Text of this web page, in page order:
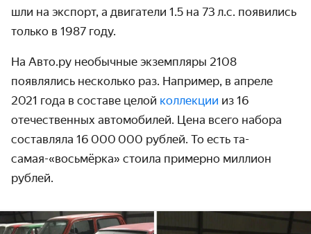
шли на экспорт, а двигатели 1.5 на 73 л.с. появились
только в 1987 году.
На Авто.ру необычные экземпляры 2108
появлялись несколько раз. Например, в апреле
2021 года в составе целой коллекции из 16
отечественных автомобилей. Цена всего набора
составляла 16 000 000 рублей. То есть та-
самая-«восьмёрка» стоила примерно миллион
рублей.